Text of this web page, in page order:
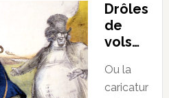
Drôles
de
vols…
Ou la
caricatur